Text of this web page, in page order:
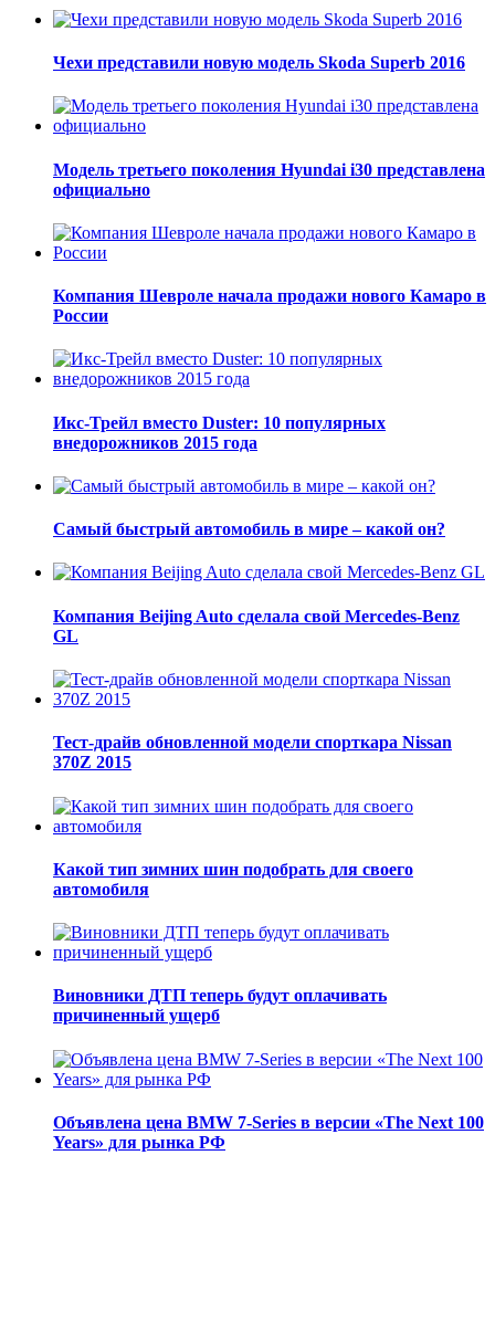
Чехи представили новую модель Skoda Superb 2016
Модель третьего поколения Hyundai i30 представлена
официально
Компания Шевроле начала продажи нового Камаро в
России
Икс-Трейл вместо Duster: 10 популярных
внедорожников 2015 года
Самый быстрый автомобиль в мире – какой он?
Компания Beijing Auto сделала свой Mercedes-Benz
GL
Тест-драйв обновленной модели спорткара Nissan
370Z 2015
Какой тип зимних шин подобрать для своего
автомобиля
Виновники ДТП теперь будут оплачивать
причиненный ущерб
Объявлена цена BMW 7-Series в версии «The Next 100
Years» для рынка РФ